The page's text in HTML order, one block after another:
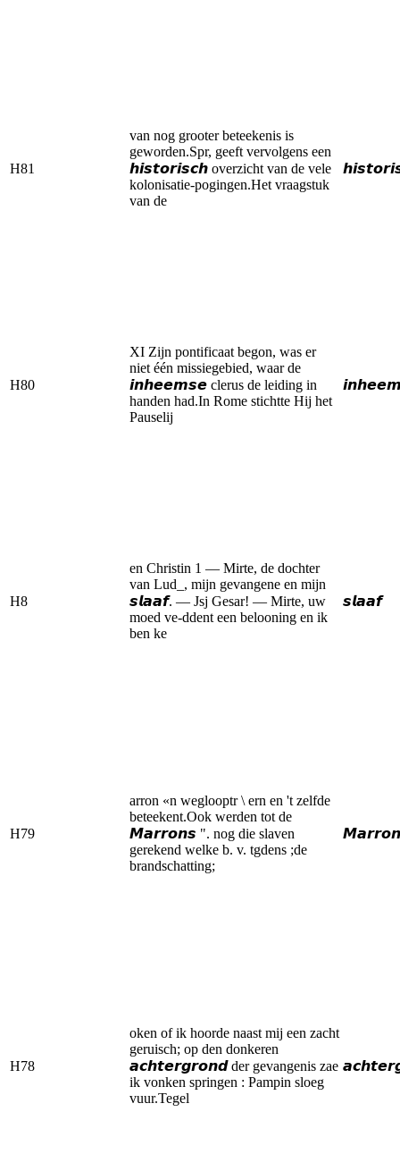
H81
van nog grooter beteekenis is
geworden.Spr, geeft vervolgens een
𝙝𝙞𝙨𝙩𝙤𝙧𝙞𝙨𝙘𝙝 overzicht van de vele
kolonisatie-pogingen.Het vraagstuk
van de
H80
XI Zijn pontificaat begon, was er
niet één missiegebied, waar de
𝙞𝙣𝙝𝙚𝙚𝙢𝙨𝙚 clerus de leiding in
handen had.In Rome stichtte Hij het
Pauselij
H8
en Christin 1 — Mirte, de dochter
van Lud_, mijn gevangene en mijn
𝙨𝙡𝙖𝙖𝙛. — Jsj Gesar! — Mirte, uw
moed ve-ddent een belooning en ik
ben ke
𝙨𝙡𝙖𝙖𝙛
H79
arron «n weglooptr \ ern en 't zelfde
beteekent.Ook werden tot de
𝙈𝙖𝙧𝙧𝙤𝙣𝙨 ". nog die slaven
gerekend welke b. v. tgdens ;de
brandschatting;
H78
oken of ik hoorde naast mij een zacht
geruisch; op den donkeren
𝙖𝙘𝙝𝙩𝙚𝙧𝙜𝙧𝙤𝙣𝙙 der gevangenis zae
ik vonken springen : Pampin sloeg
vuur.Tegel